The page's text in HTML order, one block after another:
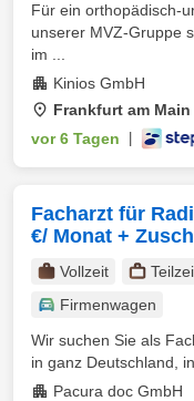
Für ein orthopädisch-
unserer MVZ-Gruppe
im ...
Kinios GmbH
Frankfurt am Main
vor 6 Tagen
Facharzt für
€/ Monat +
Vollzeit
Firmenwagen
Wir suchen Sie als
in ganz Deutschland,
Pacura doc GmbH